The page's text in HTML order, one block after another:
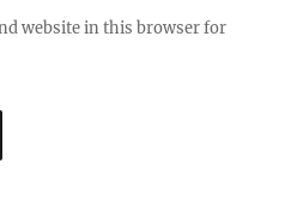
website in this browser for